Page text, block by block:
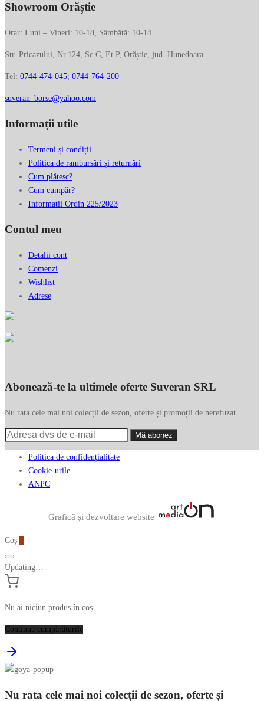
pentru
PP4822S134R/BLU
Showroom Orăștie
Orar: Luni – Vineri: 10-18, Sâmbătă: 10-14
Str. Pricazului, Nr.124, Sc.C, Et.P, Orăștie, jud. Hunedoara
Tel: 0744-474-045; 0744-764-200
suveran_borse@yahoo.com
Informații utile
Termeni și condiții
Politica de rambursări și returnări
Cum plătesc?
Cum cumpăr?
Informatii Ordin 225/2023
Contul meu
Detalii cont
Comenzi
Wishlist
Adrese
Abonează-te la ultimele oferte Suveran SRL
Nu rata cele mai noi colecții de sezon, oferte și promoții de nerefuzat.
Politica de confidențialitate
Cookie-urile
ANPC
Graficã și dezvoltare website
Coș
Updating…
Nu ai niciun produs în coș.
Continuă cumpărăturile
Nu rata cele mai noi colecții de sezon, oferte și